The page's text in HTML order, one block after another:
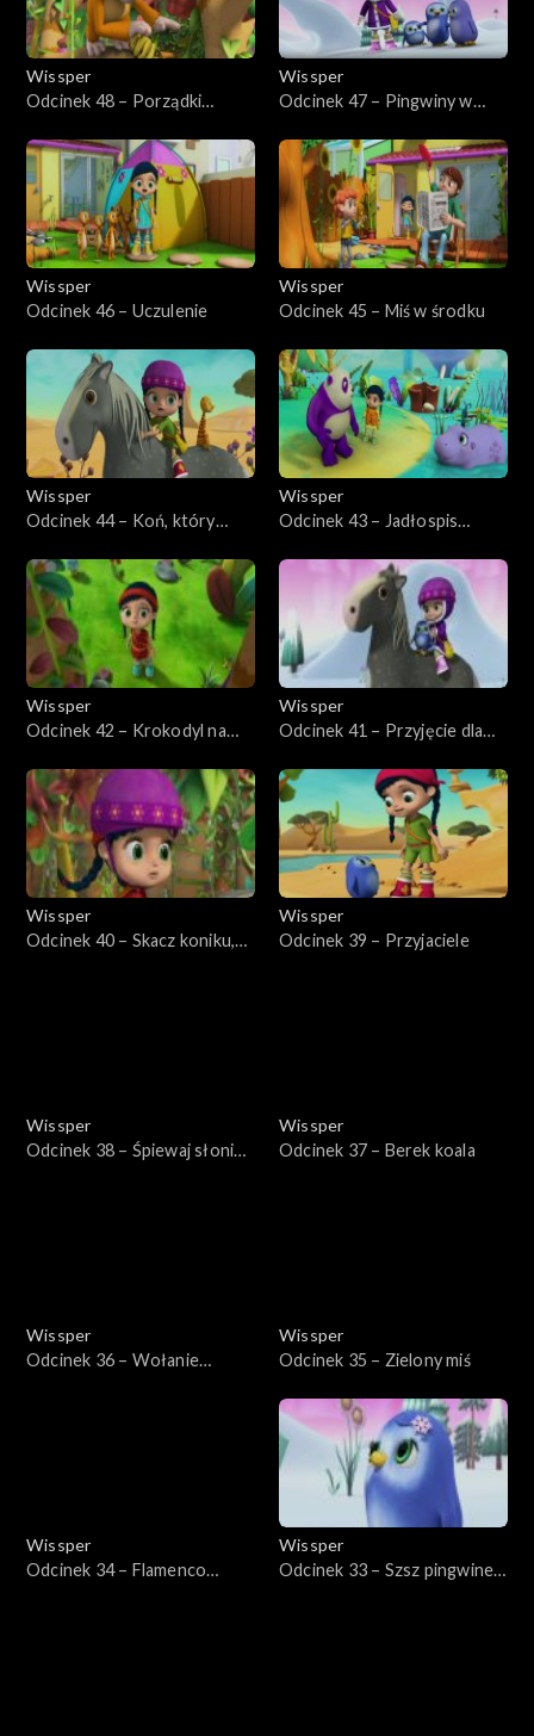
Wissper
Odcinek 48 – Porządki
Wissper
Odcinek 47 – Pingwiny w
Wissper
Odcinek 46 – Uczulenie
Wissper
Odcinek 45 – Miś w środku
Wissper
Odcinek 44 – Koń, który
Wissper
Odcinek 43 – Jadłospis
Wissper
Odcinek 42 – Krokodyl na
Wissper
Odcinek 41 – Przyjęcie dla
Wissper
Odcinek 40 – Skacz koniku,
Wissper
Odcinek 39 – Przyjaciele
Wissper
Odcinek 38 – Śpiewaj słoniu,
Wissper
Odcinek 37 – Berek koala
Wissper
Odcinek 36 – Wołanie
Wissper
Odcinek 35 – Zielony miś
Wissper
Odcinek 34 – Flamenco
Wissper
Odcinek 33 – Szsz pingwinek,